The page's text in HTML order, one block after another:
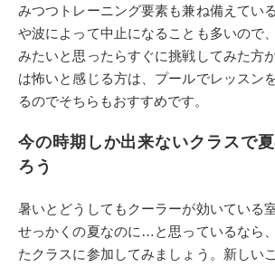
みつつトレーニング要素も兼ね備えてい
や波によって中止になることも多いので
みたいと思ったらすぐに挑戦してみた方
は怖いと感じる方は、プールでレッスン
るのでそちらもおすすめです。
今の時期しか出来ないクラスで
ろう
暑いとどうしてもクーラーが効いている
せっかくの夏なのに…と思っているなら
たクラスに参加してみましょう。新しい